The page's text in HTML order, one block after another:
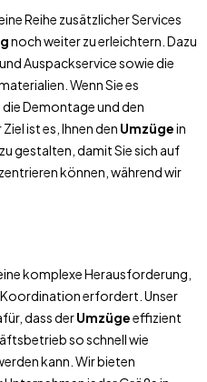
Reihe zusätzlicher Services
noch weiter zu erleichtern. Dazu
Auspackservice sowie die
Wenn Sie es
Demontage und den
ist es, Ihnen den Umzügein
gestalten, damit Sie sich auf
können, während wir
komplexe Herausforderung,
erfordert. Unser
dass derUmzügeeffizient
so schnell wie
kann. Wir bieten